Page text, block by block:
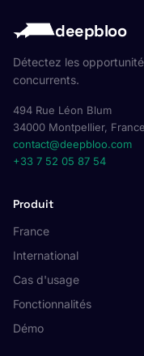
deepbloo
Détectez les
concurrents.
494 Rue Léon Blum
34000 Montpellier, France
contact@deepbloo.com
+33 7 52 05 87 54
Produit
France
International
Cas d'usage
Fonctionnalités
Démo